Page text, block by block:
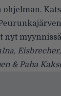
ohjelman.
nyt myynnissä
& Paha